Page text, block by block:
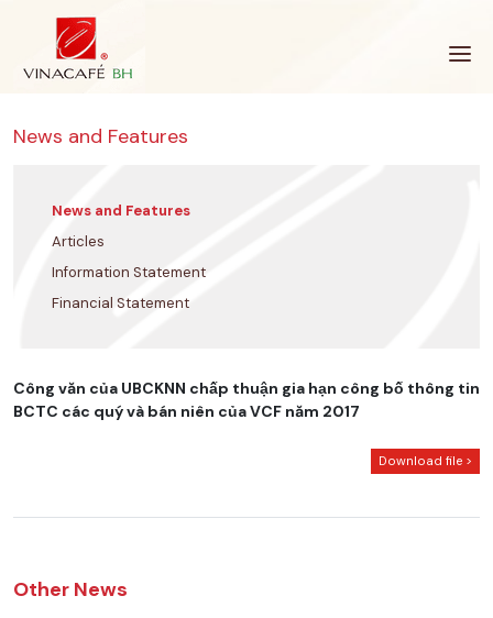
News and Features
News and Features
Articles
Information Statement
Financial Statement
Công văn của UBCKNN chấp thuận gia hạn công bố thông tin
BCTC các quý và bán niên của VCF năm 2017
Download file >
Other News